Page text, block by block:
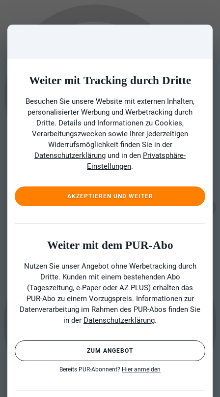
Weiter mit Tracking durch Dritte
Besuchen Sie unsere Website mit externen Inhalten,
personalisierter Werbung und Werbetracking durch
Dritte. Details und Informationen zu Cookies,
Verarbeitungszwecken sowie Ihrer jederzeitigen
Widerrufsmöglichkeit finden Sie in der
Datenschutzerklärung und in den Privatsphäre-
Einstellungen.
AKZEPTIEREN UND WEITER
Weiter mit dem PUR-Abo
Nutzen Sie unser Angebot ohne Werbetracking durch
Dritte. Kunden mit einem bestehenden Abo
(Tageszeitung, e-Paper oder AZ PLUS) erhalten das
PUR-Abo zu einem Vorzugspreis. Informationen zur
Datenverarbeitung im Rahmen des PUR-Abos finden Sie
in der Datenschutzerklärung.
ZUM ANGEBOT
Bereits PUR-Abonnent? Hier anmelden